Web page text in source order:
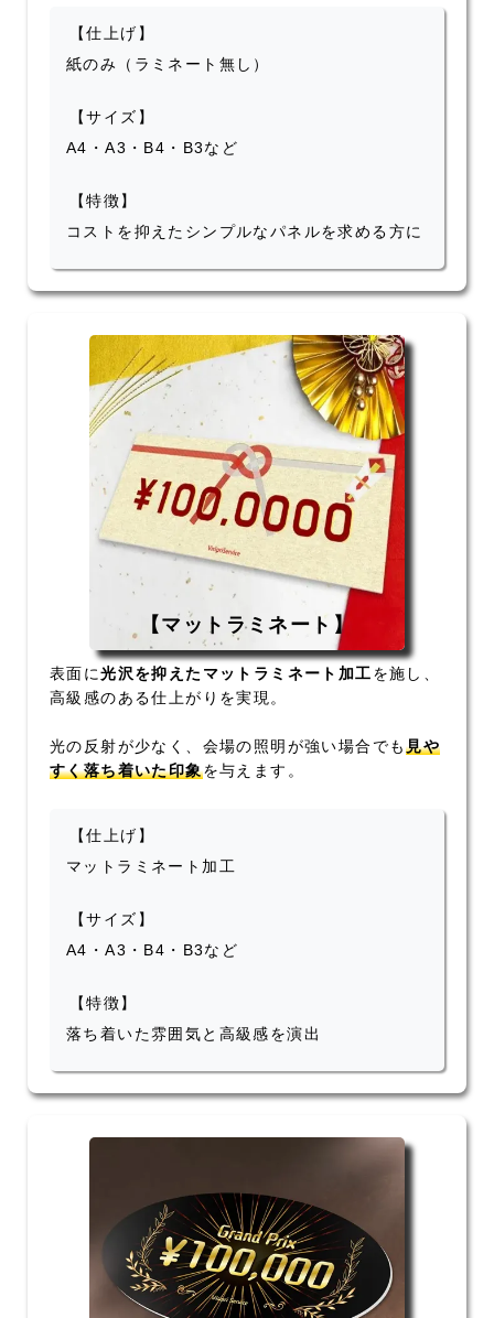
【仕上げ】
紙のみ（ラミネート無し）
【サイズ】
A4・A3・B4・B3など
【特徴】
コストを抑えたシンプルなパネルを求める方に
【マットラミネート】
表面に光沢を抑えたマットラミネート加工を施し、
高級感のある仕上がりを実現。
光の反射が少なく、会場の照明が強い場合でも見や
すく落ち着いた印象を与えます。
【仕上げ】
マットラミネート加工
【サイズ】
A4・A3・B4・B3など
【特徴】
落ち着いた雰囲気と高級感を演出